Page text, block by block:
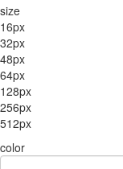
size
16px
32px
48px
64px
128px
256px
512px
color